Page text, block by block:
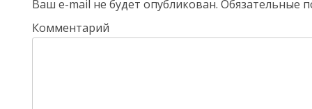
Ваш e-mail не будет опубликован. Обязательные
Комментарий